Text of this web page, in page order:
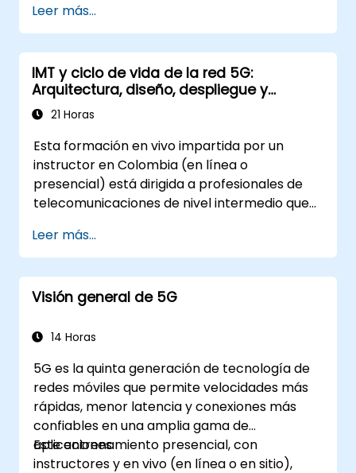
Evaluar casos reales de implementación
de 5G en otros países.
Evaluar las capacidades y limitaciones de
la cobertura 5G.
Interpretar y analizar parámetros de
calidad de red 5G a nivel técnico.
Leer más...
IMT y ciclo de vida de la red 5G:
Arquitectura, diseño, despliegue y
operaciones
21 Horas
Esta formación en vivo impartida por un
instructor en Colombia (en línea o
presencial) está dirigida a profesionales de
telecomunicaciones de nivel intermedio que
completo de las redes 5G, desde la
arquitectura y el diseño hasta el despliegue,
las operaciones y la seguridad.
Leer más...
Visión general de 5G
14 Horas
5G es la quinta generación de tecnología de
redes móviles que permite velocidades más
rápidas, menor latencia y conexiones más
confiables en una amplia gama de
aplicaciones.
Este entrenamiento presencial, con
instructores y en vivo (en línea o en sitio),